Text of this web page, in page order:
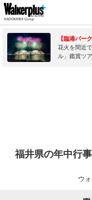
【臨港パー
花火を間近
ル」鑑賞ツ
福井県の年中行
ウ